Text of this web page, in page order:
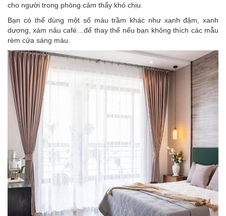
cho người trong phòng cảm thấy khó chịu.
Bạn có thể dùng một số màu trầm khác như xanh đậm, xanh
dương, xám nâu café…để thay thế nếu bạn không thích các mẫu
rèm cửa sáng màu.